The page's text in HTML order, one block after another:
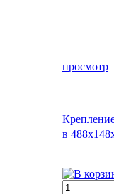
просмотр
в